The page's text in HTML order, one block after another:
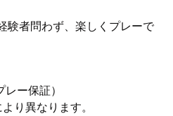
験者問わず、楽しくプレーで
ー保証）
り異なります。